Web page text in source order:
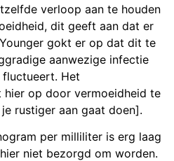
verloop aan te houden
dit geeft aan dat er
gokt er op dat dit te
aanwezige infectie
Het
hier op door vermoeidheid te
rustiger aan gaat doen].
per milliliter is erg laag
niet bezorgd om worden.